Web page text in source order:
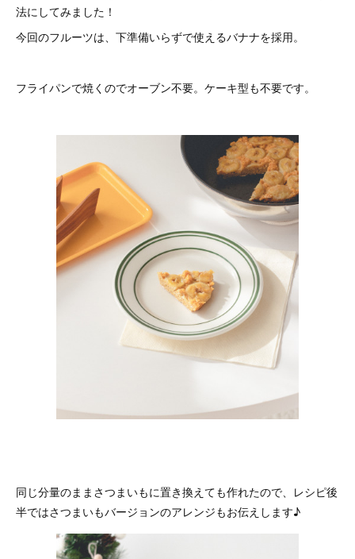
法にしてみました！
今回のフルーツは、下準備いらずで使えるバナナを採用。
フライパンで焼くのでオーブン不要。ケーキ型も不要です。
同じ分量のままさつまいもに置き換えても作れたので、レシピ後
半ではさつまいもバージョンのアレンジもお伝えします♪